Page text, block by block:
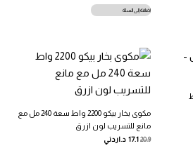
إضافة إلى السلة
مكوى بخار بيكو 2200 واط سعة 240 مل مع
مانع للتسريب لون ازرق
20.9
17.1 د.اردني